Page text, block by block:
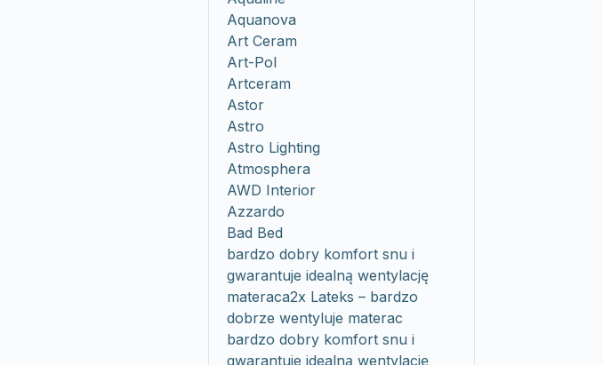
Aquanova
Art Ceram
Art-Pol
Artceram
Astor
Astro
Astro Lighting
Atmosphera
AWD Interior
Azzardo
Bad Bed
bardzo dobry komfort snu i
gwarantuje idealną wentylację
materaca2x Lateks – bardzo
dobrze wentyluje materac
bardzo dobry komfort snu i
gwarantuje idealną wentylację